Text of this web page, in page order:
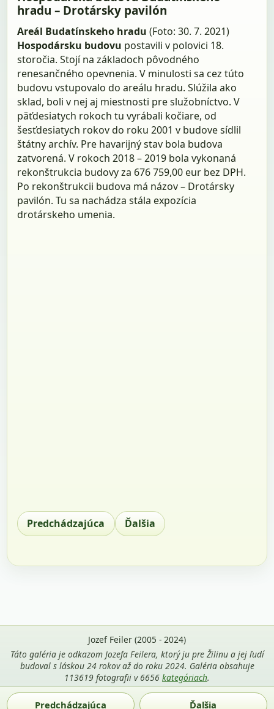
hradu – Drotársky pavilón
Areál Budatínskeho hradu (Foto: 30. 7. 2021)
Hospodársku budovu postavili v polovici 18.
storočia. Stojí na základoch pôvodného
renesančného opevnenia. V minulosti sa cez túto
budovu vstupovalo do areálu hradu. Slúžila ako
sklad, boli v nej aj miestnosti pre služobníctvo. V
päťdesiatych rokoch tu vyrábali kočiare, od
šesťdesiatych rokov do roku 2001 v budove sídlil
štátny archív. Pre havarijný stav bola budova
zatvorená. V rokoch 2018 – 2019 bola vykonaná
rekonštrukcia budovy za 676 759,00 eur bez DPH.
Po rekonštrukcii budova má názov – Drotársky
pavilón. Tu sa nachádza stála expozícia
drotárskeho umenia.
Predchádzajúca Ďalšia
Predchádzajúca Ďalšia
Jozef Feiler (2005 - 2024)
Táto galéria je odkazom Jozefa Feilera, ktorý ju pre Žilinu a jej ľudí
budoval s láskou 24 rokov až do roku 2024. Galéria obsahuje
113619 fotografii v 6656 kategóriach.
Použitie fotografií z tejto stránky je povolené len s uvedením